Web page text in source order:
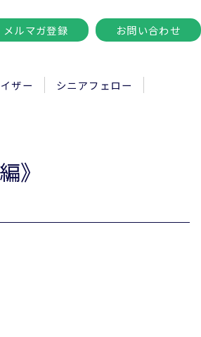
メルマガ登録 お問い合わせ
ザー
シニアフェロー
》